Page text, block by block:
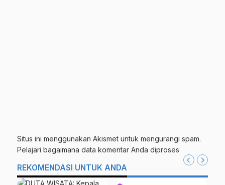
Situs ini menggunakan Akismet untuk mengurangi spam.
Pelajari bagaimana data komentar Anda diproses
REKOMENDASI UNTUK ANDA